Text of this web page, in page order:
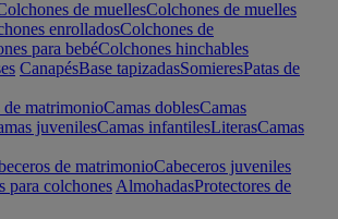
de muellesColchones de muelles
enrolladosColchones de
para bebéColchones hinchables
CanapésBase tapizadasSomieresPatas de
de matrimonioCamas doblesCamas
juvenilesCamas infantilesLiterasCamas
de matrimonioCabeceros juveniles
para colchones AlmohadasProtectores de